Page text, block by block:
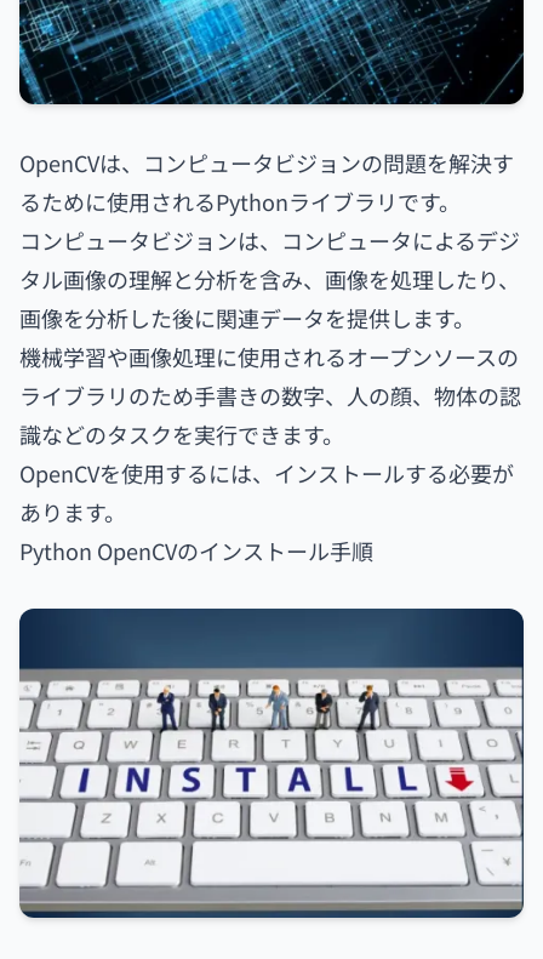
OpenCVは、コンピュータビジョンの問題を解決す
るために使用されるPythonライブラリです。
コンピュータビジョンは、コンピュータによるデジ
タル画像の理解と分析を含み、画像を処理したり、
画像を分析した後に関連データを提供します。
機械学習や画像処理に使用されるオープンソースの
ライブラリのため手書きの数字、人の顔、物体の認
識などのタスクを実行できます。
OpenCVを使用するには、インストールする必要が
あります。
Python OpenCVのインストール手順